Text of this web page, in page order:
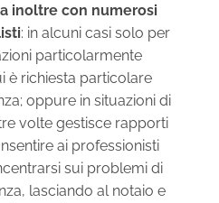
inoltre con numerosi
: in alcuni casi solo per
particolarmente
è richiesta particolare
oppure in situazioni di
volte gestisce rapporti
ai professionisti
sui problemi di
lasciando al notaio e